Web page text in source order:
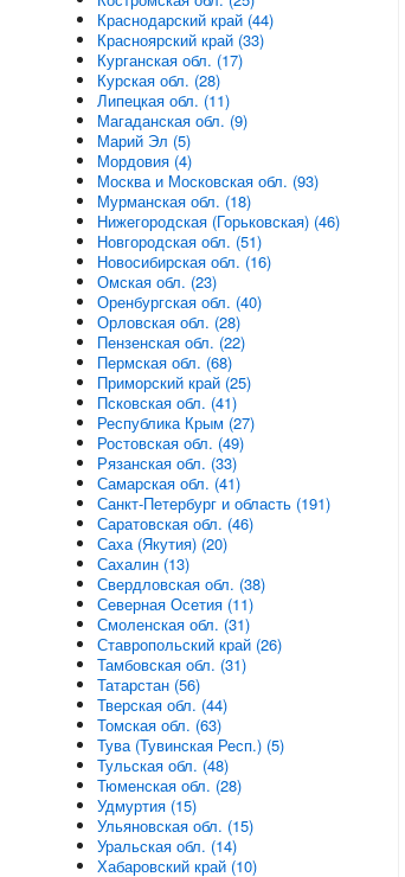
Краснодарский край (44)
Красноярский край (33)
Курганская обл. (17)
Курская обл. (28)
Липецкая обл. (11)
Магаданская обл. (9)
Марий Эл (5)
Мордовия (4)
Москва и Московская обл. (93)
Мурманская обл. (18)
Нижегородская (Горьковская) (46)
Новгородская обл. (51)
Новосибирская обл. (16)
Омская обл. (23)
Оренбургская обл. (40)
Орловская обл. (28)
Пензенская обл. (22)
Пермская обл. (68)
Приморский край (25)
Псковская обл. (41)
Республика Крым (27)
Ростовская обл. (49)
Рязанская обл. (33)
Самарская обл. (41)
Санкт-Петербург и область (191)
Саратовская обл. (46)
Саха (Якутия) (20)
Сахалин (13)
Свердловская обл. (38)
Северная Осетия (11)
Смоленская обл. (31)
Ставропольский край (26)
Тамбовская обл. (31)
Татарстан (56)
Тверская обл. (44)
Томская обл. (63)
Тува (Тувинская Респ.) (5)
Тульская обл. (48)
Тюменская обл. (28)
Удмуртия (15)
Ульяновская обл. (15)
Уральская обл. (14)
Хабаровский край (10)